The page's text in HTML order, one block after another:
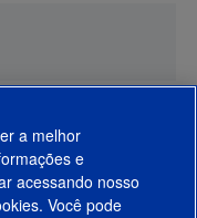
a melhor
e
acessando nosso
Você pode